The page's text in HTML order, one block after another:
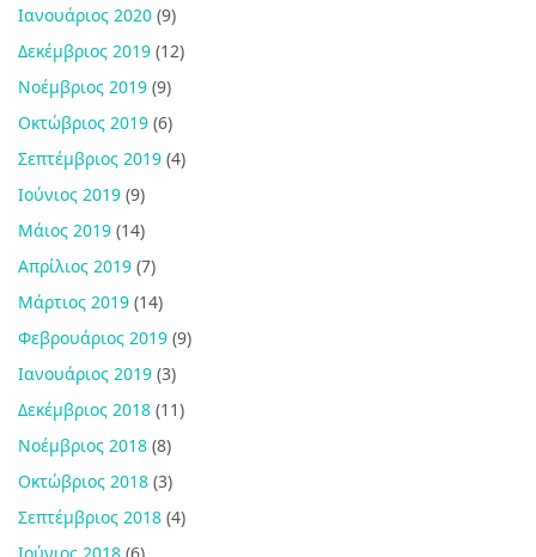
Ιανουάριος 2020 (9)
Δεκέμβριος 2019 (12)
Νοέμβριος 2019 (9)
Οκτώβριος 2019 (6)
Σεπτέμβριος 2019 (4)
Ιούνιος 2019 (9)
Μάιος 2019 (14)
Απρίλιος 2019 (7)
Μάρτιος 2019 (14)
Φεβρουάριος 2019 (9)
Ιανουάριος 2019 (3)
Δεκέμβριος 2018 (11)
Νοέμβριος 2018 (8)
Οκτώβριος 2018 (3)
Σεπτέμβριος 2018 (4)